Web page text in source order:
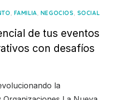
, FAMILIA, NEGOCIOS, SOCIAL
de tus eventos
con desafíos
la